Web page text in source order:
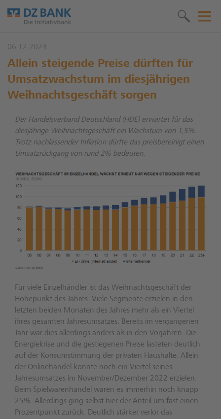
06.12.2023
Allein steigende Preise dürften für
Umsatzwachstum im diesjährigen
Weihnachtsgeschäft sorgen
Der Handelsverband Deutschland (HDE) erwartet für das
diesjährige Weihnachtsgeschäft ein Wachstum von 1,5%.
Trotz nachlassender Inflation dürfte das preisbereinigt einen
Umsatzrückgang von rund 2% bedeuten.
Für viele Einzelhändler ist das Weihnachtsgeschäft der
Höhepunkt des Jahres. Viele Segmente erzielen in den
letzten beiden Monaten des Jahres mehr als ein Viertel
ihres gesamten Jahresumsatzes. Bereits im vergangenen
Jahr war dies allerdings anders als in den Vorjahren. Die
Energiekrise und die gestiegenen Preise lasteten deutlich
auf der Konsumstimmung der privaten Haushalte. Allein
der Onlinehandel konnte noch ein Viertel seines
Jahresumsatzes im November/Dezember 2022 erzielen.
Beim Spielwarenhandel waren es immerhin noch knapp
25%. Allerdings ging selbst hier der Anteil um fast einen
Prozentpunkt zurück. Deutlich stärker verlor das